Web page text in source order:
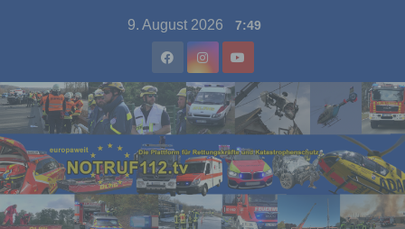
9. August 2026 7:49